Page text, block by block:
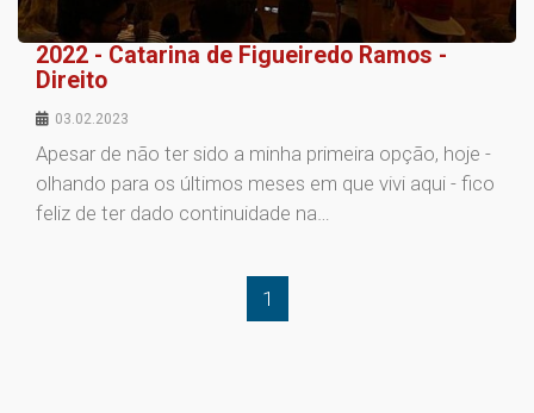
2022 - Catarina de Figueiredo Ramos -
Direito
03.02.2023
Apesar de não ter sido a minha primeira opção, hoje -
olhando para os últimos meses em que vivi aqui - fico
feliz de ter dado continuidade na…
1